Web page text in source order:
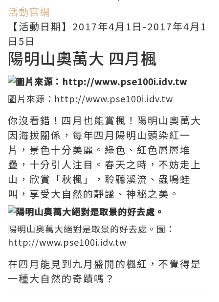
活動官網
【活動日期】2017年4月1日-2017年4月1
日5日
陽明山奧萬大 四月楓
圖片來源：http://www.pse100i.idv.tw
你沒看錯！四月也能賞楓！陽明山奧萬大
因海拔關係，每年四月陽明山頭染紅一
片，景色十分美麗。綠色、紅色層層堆
疊，十分引人注目。春天之時，不妨走上
山，欣賞「秋楓」，聆聽溪流、蟲鳴蛙
叫，享受大自然的靜謐、神秘之美。
陽明山奧萬大絕對是取景的好去處。圖：
http://www.pse100i.idv.tw
在四月能見到九月盛開的楓紅，不覺得是
一種大自然的奇蹟嗎？